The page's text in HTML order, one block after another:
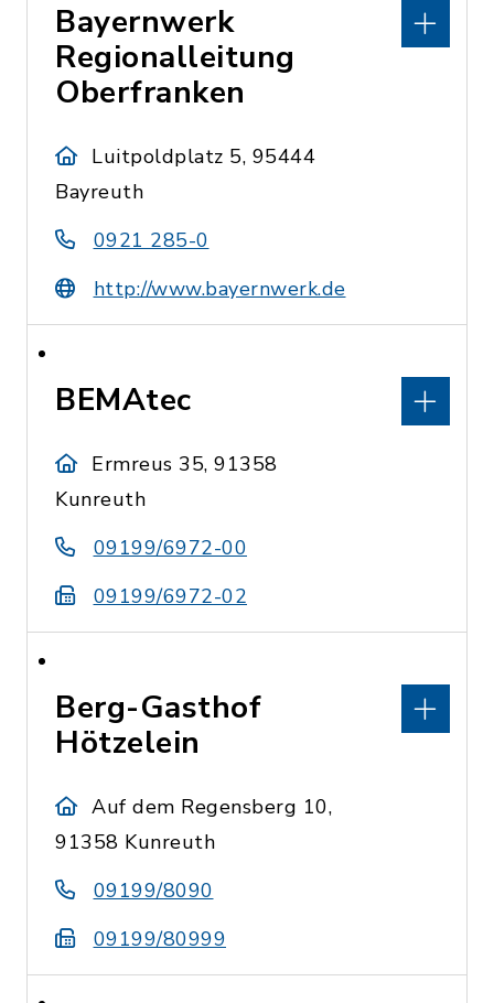
Bayernwerk
Regionalleitung
Oberfranken
Luitpoldplatz 5, 95444
Bayreuth
0921 285-0
http://www.bayernwerk.de
BEMAtec
Ermreus 35, 91358
Kunreuth
09199/6972-00
09199/6972-02
Berg-Gasthof
Hötzelein
Auf dem Regensberg 10,
91358 Kunreuth
09199/8090
09199/80999